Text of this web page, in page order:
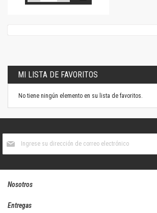
MI LISTA DE FAVORITOS
No tiene ningún elemento en su lista de favoritos.
boletín
Nosotros
Entregas